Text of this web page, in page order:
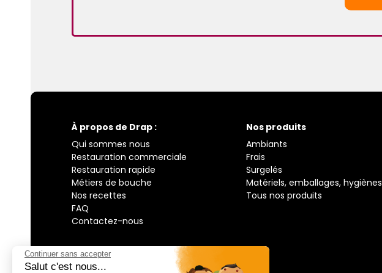
Continuer sans accepter
Salut c'est nous...
À propos de Drap :
Qui sommes nous
Restauration commerciale
Restauration rapide
Métiers de bouche
Nos recettes
FAQ
Contactez-nous
Nos produits
Ambiants
Frais
Surgelés
Matériels, emballages, hygiènes
Tous nos produits